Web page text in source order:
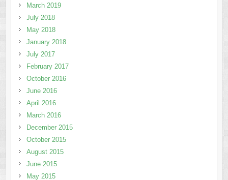
March 2019
July 2018
May 2018
January 2018
July 2017
February 2017
October 2016
June 2016
April 2016
March 2016
December 2015
October 2015
August 2015
June 2015
May 2015